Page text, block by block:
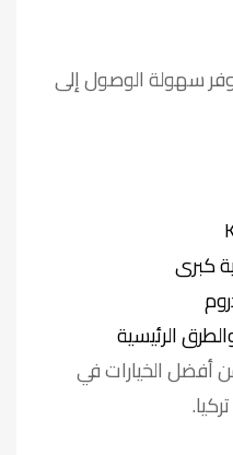
سهولة الوصول إلى
الرئيسية
أفضل الخيارات في